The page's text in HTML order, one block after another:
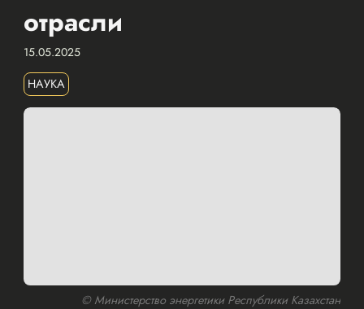
отрасли
15.05.2025
НАУКА
© Министерство энергетики Республики Казахстан